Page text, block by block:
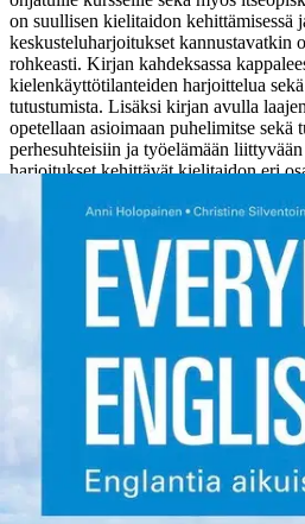
on suullisen kielitaidon kehittämisessä
keskusteluharjoitukset kannustavatkin
rohkeasti. Kirjan kahdeksassa
kielenkäyttötilanteiden harjoittelua
tutustumista. Lisäksi kirjan avulla
opetellaan asioimaan puhelimitse sekä
perhesuhteisiin ja työelämään
harjoitukset kehittävät kielitaidon eri
Näytä lisää tuotekuvausta
Ominaisuudet